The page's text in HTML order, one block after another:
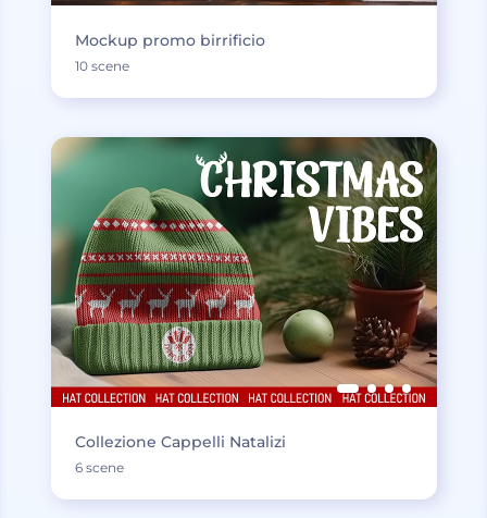
Mockup promo birrificio
10 scene
Collezione Cappelli Natalizi
6 scene